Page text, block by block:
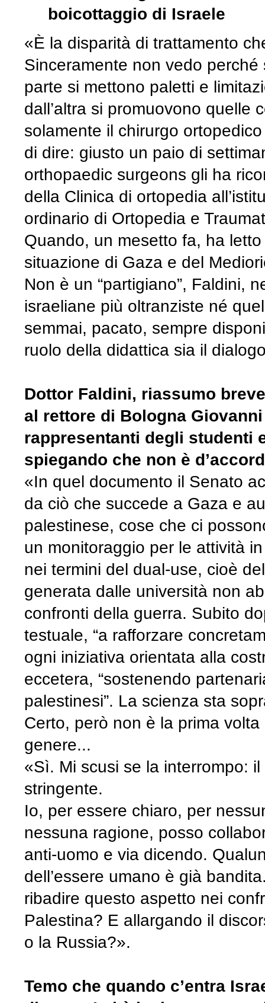
boicottaggio di Israele
«È la disparità di trattamento
Sinceramente non vedo
parte si mettono paletti e
dall’altra si promuovono quelle
solamente il chirurgo
di dire: giusto un paio di
orthopaedic surgeons gli ha
della Clinica di ortopedia
ordinario di Ortopedia e
Quando, un mesetto fa, ha
situazione di Gaza e del
Non è un “partigiano”, Faldini,
israeliane più oltranziste né
semmai, pacato, sempre
ruolo della didattica sia il
Dottor Faldini, riassumo
al rettore di Bologna
rappresentanti degli studenti
spiegando che non è
«In quel documento il Senato
da ciò che succede a Gaza e
palestinese, cose che ci
un monitoraggio per le attività
nei termini del dual-use, cioè
generata dalle università non
confronti della guerra. Subito
testuale, “a rafforzare
ogni iniziativa orientata alla
eccetera, “sostenendo
palestinesi”. La scienza sta
Certo, però non è la prima
genere...
«Sì. Mi scusi se la interrompo:
stringente.
Io, per essere chiaro, per
nessuna ragione, posso
anti-uomo e via dicendo.
dell’essere umano è già
ribadire questo aspetto nei
Palestina? E allargando il
o la Russia?».
Temo che quando c’entra